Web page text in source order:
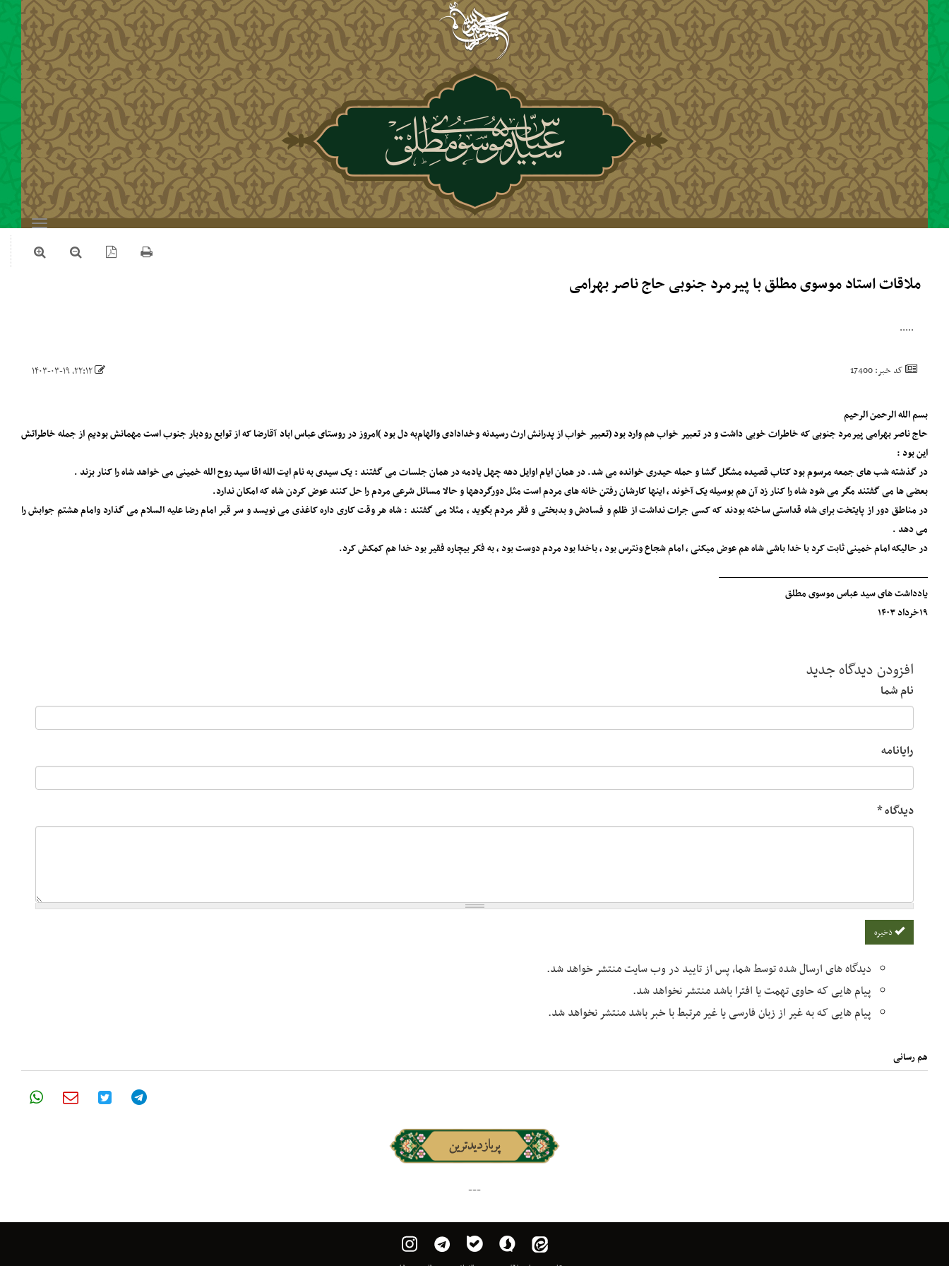
رفتن به محتوای اصلی
Toggle
navigation
ملاقات استاد موسوی مطلق با پیرمرد جنوبی حاج ناصر بهرامی
.....
کد خبر: 17400
بسم الله الرحمن الرحیم
حاج ناصر بهرامی پیرمرد جنوبی که خاطرات خوبی داشت و در تعبیر خواب هم وارد بود (تعبیر خواب از پدرانش ارث رسیدنه وخدادادی و‌الهام‌به دل بود )امروز در روستای عباس اباد آقارضا که از توابع رودبار جنوب است مهمانش بودیم از جمله خاطراتش
این بود :
در گذشته شب های جمعه مرسوم بود کتاب قصیده مشگل گشا و حمله حیدری خوانده می شد. در همان ایام اوایل دهه چهل یادمه در همان جلسات می گفتند : یک سیدی به نام ایت الله اقا سید روح الله خمینی می خواهد شاه را کنار بزند .
بعضی ها می گفتند مگر می شود شاه را کنار زد آن هم بوسیله یک آخوند ، اینها کارشان رفتن خانه های مردم است مثل دورگردهها و حالا مسائل شرعی مردم را حل کنند عوض کردن شاه که امکان ندارد.
در مناطق دور از پایتخت برای شاه قداستی ساخته بودند که کسی جرات نداشت از ظلم و فسادش و بدبختی و فقر مردم بگوید ، مثلا می گفتند : شاه هر وقت کاری داره کاغذی می نویسد و سر قبر امام رضا علیه السلام می گذارد ‌وامام هشتم جوابش را
می دهد .
در حالیکه امام خمینی ثابت کرد با خدا باشی شاه هم عوض میکنی ، امام شجاع و‌نترس بود ، باخدا بود مردم دوست بود ، به فکر بیچاره فقیر بود خدا هم کمکش کرد.
_____________________________________
یادداشت های سید عباس موسوی مطلق
۱۹خرداد ۱۴۰۳
افزودن دیدگاه جدید
نام شما
رایانامه
دیدگاه*
دیدگاه های ارسال شده توسط شما، پس از تایید در وب سایت منتشر خواهد شد.
پیام هایی که حاوی تهمت یا افترا باشد منتشر نخواهد شد.
پیام هایی که به غیر از زبان فارسی یا غیر مرتبط با خبر باشد منتشر نخواهد شد.
هم رسانی
پربازدیدترین
---